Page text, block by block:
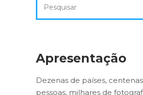
por:
Apresentação
Dezenas de países,
pessoas, milhares de